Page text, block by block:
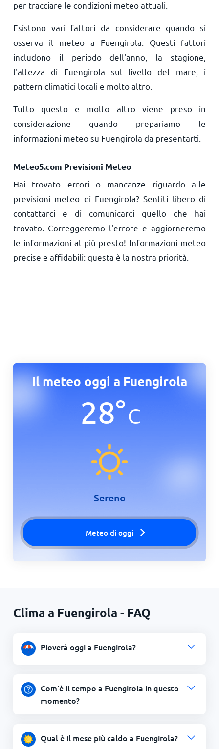
per tracciare le condizioni meteo attuali.
Esistono vari fattori da considerare quando si
osserva il meteo a Fuengirola. Questi fattori
includono il periodo dell'anno, la stagione,
l'altezza di Fuengirola sul livello del mare, i
pattern climatici locali e molto altro.
Tutto questo e molto altro viene preso in
considerazione quando prepariamo le
informazioni meteo su Fuengirola da presentarti.
Meteo5.com Previsioni Meteo
Hai trovato errori o mancanze riguardo alle
previsioni meteo di Fuengirola? Sentiti libero di
contattarci e di comunicarci quello che hai
trovato. Correggeremo l'errore e aggiorneremo
le informazioni al più presto! Informazioni meteo
precise e affidabili: questa è la nostra priorità.
Il meteo oggi a Fuengirola
28°C
Sereno
Meteo di oggi
Clima a Fuengirola - FAQ
Pioverà oggi a Fuengirola?
Com'è il tempo a Fuengirola in questo
momento?
Qual è il mese più caldo a Fuengirola?